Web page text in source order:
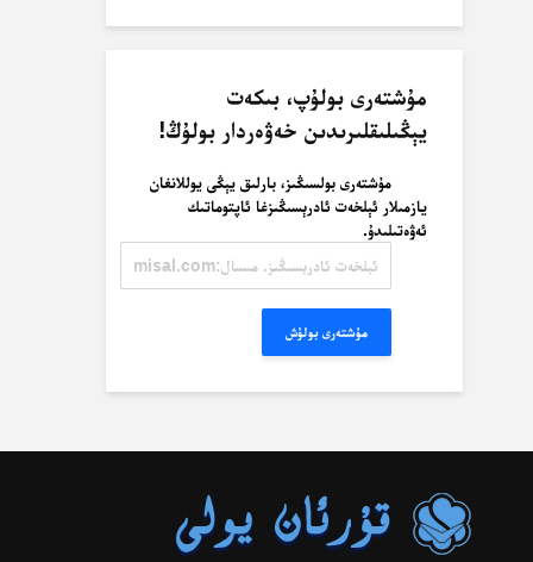
مۇشتەرى بولۇپ، بىكەت
يېڭىلىقلىرىدىن خەۋەردار بولۇڭ!
مۇشتەرى بولسىڭىز، بارلىق يېڭى يوللانغان
يازمىلار ئېلخەت ئادرېسىڭىزغا ئاپتوماتىك
ئەۋەتىلىدۇ.
ئادرېسىڭىز.
مۇشتەرى بولۇش